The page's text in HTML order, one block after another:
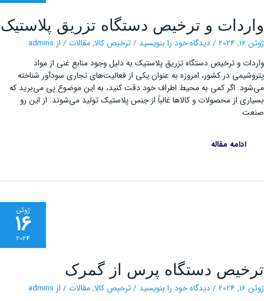
و ترخیص دستگاه تزریق پلاستیک
/دیدگاه‌ خود را بنویسید/ترخیص کالا ,مقالات/ از admins
و ترخیص دستگاه تزریق پلاستیک به دلیل وجود منابع غنی از مواد
در کشور، امروزه به عنوان یکی از فعالیت‌های تجاری سودآور شناخته
اگر کمی به محیط اطراف خود دقت کنید، به این موضوع پی می‌برید که
از محصولات و کالاها غالباً از جنس پلاستیک تولید می‌شوند. از این رو
واردات
و
ترخیص
دستگاه
تزریق
پلاستیک
ادامه مقاله
دستگاه پرس از گمرک
/دیدگاه‌ خود را بنویسید/ترخیص کالا ,مقالات/ از admins
ترخیص
دستگاه
پرس
از
گمرک
ژوئن162024